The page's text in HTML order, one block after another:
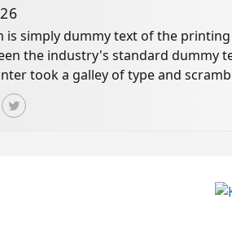
is simply dummy text of the
the industry's standard dummy
took a galley of type and